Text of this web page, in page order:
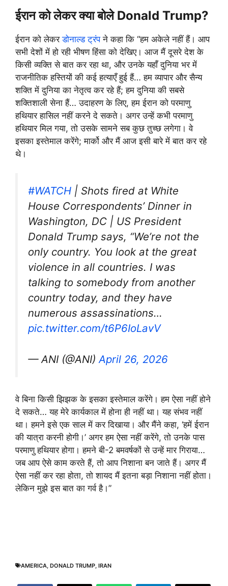
ईरान को लेकर क्या बोले Donald Trump?
ईरान को लेकरडोनाल्ड ट्रंपने कहा कि “हम अकेले नहीं हैं। आप
सभी देशों में हो रही भीषण हिंसा को देखिए। आज मैं दूसरे देश के
किसी व्यक्ति से बात कर रहा था, और उनके यहाँ दुनिया भर में
राजनीतिक हस्तियों की कई हत्याएँ हुई हैं… हम व्यापार और सैन्य
शक्ति में दुनिया का नेतृत्व कर रहे हैं; हम दुनिया की सबसे
शक्तिशाली सेना हैं… उदाहरण के लिए, हम ईरान को परमाणु
हथियार हासिल नहीं करने दे सकते। अगर उन्हें कभी परमाणु
हथियार मिल गया, तो उसके सामने सब कुछ तुच्छ लगेगा। वे
इसका इस्तेमाल करेंगे; मार्को और मैं आज इसी बारे में बात कर रहे
थे।
#WATCH | Shots fired at White
House Correspondents’ Dinner in
Washington, DC | US President
Donald Trump says, “We’re not the
only country. You look at the great
violence in all countries. I was
talking to somebody from another
country today, and they have
numerous assassinations…
pic.twitter.com/t6P6IoLavV
— ANI (@ANI)April 26, 2026
वे बिना किसी झिझक के इसका इस्तेमाल करेंगे। हम ऐसा नहीं होने
दे सकते… यह मेरे कार्यकाल में होना ही नहीं था। यह संभव नहीं
था। हमने इसे एक साल में कर दिखाया। और मैंने कहा, ‘हमें ईरान
की यात्रा करनी होगी।’ अगर हम ऐसा नहीं करेंगे, तो उनके पास
परमाणु हथियार होगा। हमने बी-2 बमवर्षकों से उन्हें मार गिराया…
जब आप ऐसे काम करते हैं, तो आप निशाना बन जाते हैं। अगर मैं
ऐसा नहीं कर रहा होता, तो शायद मैं इतना बड़ा निशाना नहीं होता।
लेकिन मुझे इस बात का गर्व है।”
AMERICA DONALD TRUMP IRAN